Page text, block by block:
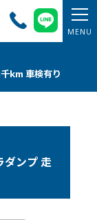
km 車検有り
ダンプ 走